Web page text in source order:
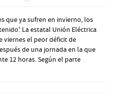
que ya sufren en invierno, los
La estatal Unión Eléctrica
viernes el peor déficit de
de una jornada en la que
12 horas. Según el parte